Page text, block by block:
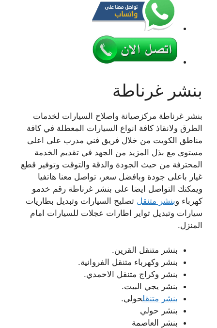
بنشر غرناطة
بنشر غرناطة مركزصيانة واصلاح السيارات لخدمات
الطرق ولانقاذ كافة انواع السيارات المعطلة في كافة
مناطق الكويت من خلال فريق فني مدرب على اعلى
مستوى مع بذل المزيد من الجهد في تقديم الخدمة
المحترفة من حيث الجودة والدقة والتوقت وتوفير قطع
غيار باعلى جودة وبافضل سعر، تواصل معنا هاتفيا
ويمكنك التواصل ايضا على بنشر غرناطة رقم خدمو
كهرباء وبنشر متنقل تصليح السيارات وتبديل بطاريات
سيارات وتبديل تواير اطارات عجلات للسيارات امام
المنزل.
بنشر متنقل القرين.
بنشر وكهرباء متنقل الفروانية.
بنشر وكراج متنقل الاحمدي.
بنشر يجي البيت.
بنشر متنقلحولي.
بنشر حولي
بنشر العاصمة